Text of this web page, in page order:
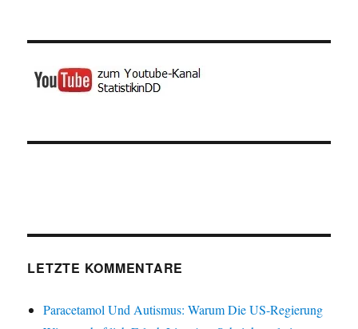
LETZTE KOMMENTARE
Paracetamol Und Autismus: Warum Die US-Regierung